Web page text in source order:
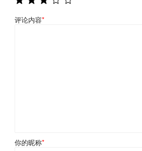
评论内容*
你的昵称*